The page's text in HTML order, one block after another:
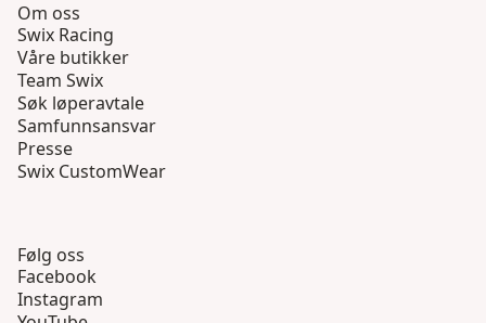
Om oss
Swix Racing
Våre butikker
Team Swix
Søk løperavtale
Samfunnsansvar
Presse
Swix CustomWear
Følg oss
Facebook
Instagram